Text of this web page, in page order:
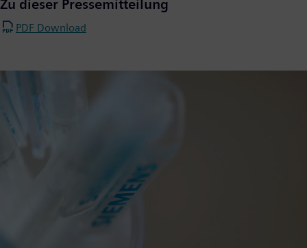
Zu dieser Pressemitteilung
PDF Download